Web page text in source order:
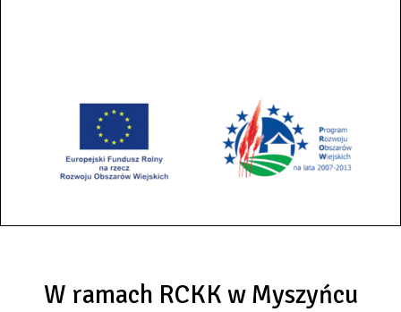
W ramach RCKK w Myszyńcu